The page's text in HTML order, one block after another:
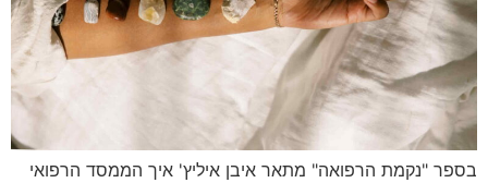
בספר "נקמת הרפואה" מתאר איבן איליץ' איך הממסד הרפואי